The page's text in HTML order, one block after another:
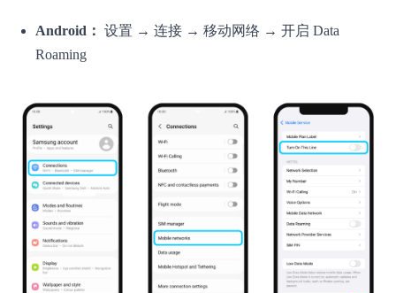
Android： 设置 → 连接 → 移动网络 → 开启 Data
Roaming